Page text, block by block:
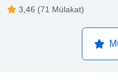
3,46 (71 Mülakat)